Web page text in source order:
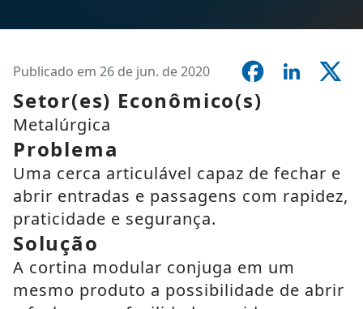
Publicado em 26 de jun. de 2020
Setor(es) Econômico(s)
Metalúrgica
Problema
Uma cerca articulável capaz de fechar e
abrir entradas e passagens com rapidez,
praticidade e segurança.
Solução
A cortina modular conjuga em um
mesmo produto a possibilidade de abrir